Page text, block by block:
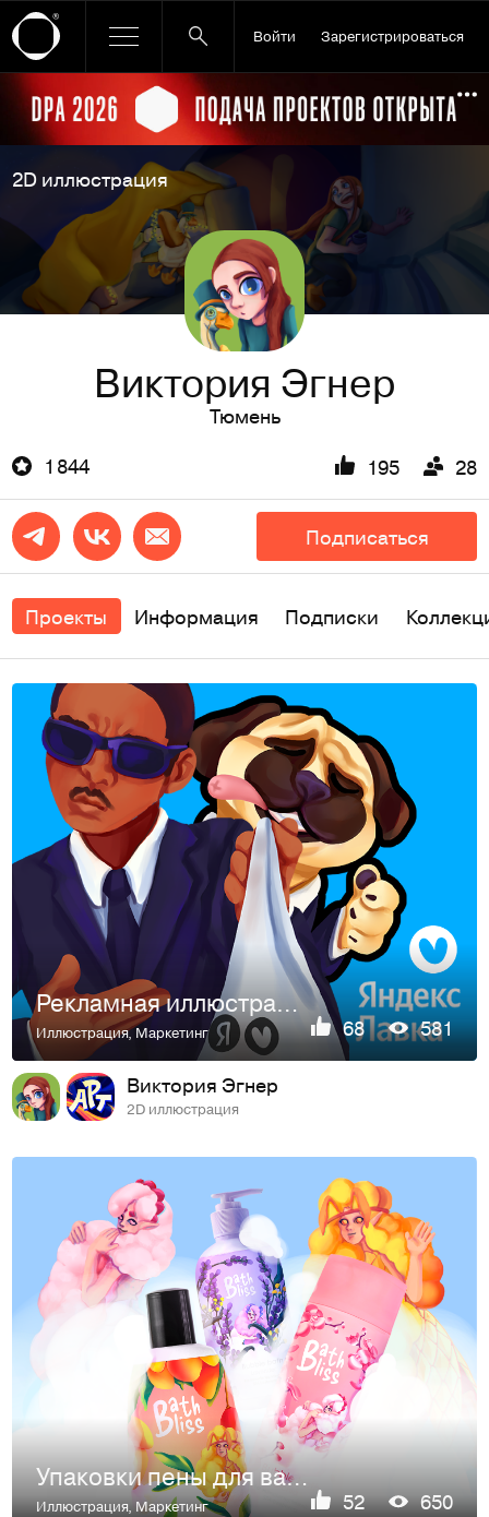
Войти Зарегистрироваться
Ссылка баннера
2D иллюстрация
Виктория Эгнер
Тюмень
1 844
195 28
Подписаться
Проекты Информация Подписки
Рекламная иллюстрация Яндекс Лавки и Людей в черном
Иллюстрация,Маркетинг 68 581
Виктория Эгнер
2D иллюстрация
Упаковки пены для ванны | шампуня с Бренд персонажами
Иллюстрация,Маркетинг 52 650